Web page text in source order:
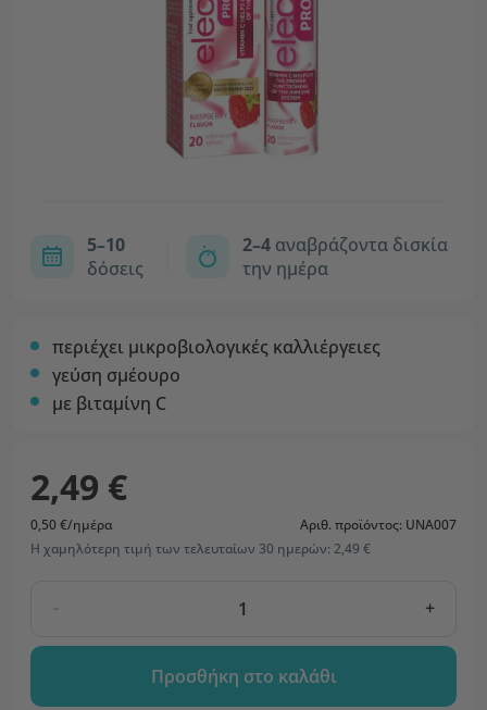
5–10
δόσεις
2–4αναβράζοντα δισκία
την ημέρα
περιέχει μικροβιολογικές καλλιέργειες
γεύση σμέουρο
με βιταμίνη C
2,49 €
0,50 €/ημέρα
Αριθ. προϊόντος: UNA007
Η χαμηλότερη τιμή των τελευταίων 30 ημερών: 2,49 €
- +
Προσθήκη στο καλάθι